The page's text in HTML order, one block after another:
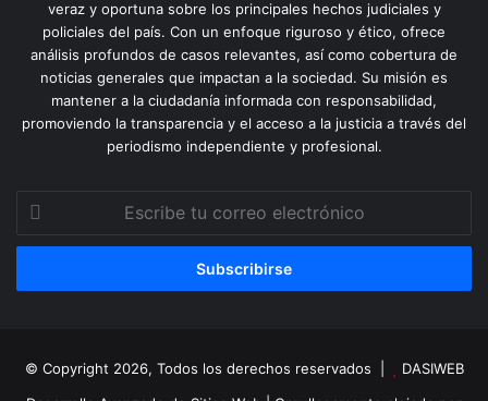
veraz y oportuna sobre los principales hechos judiciales y
policiales del país. Con un enfoque riguroso y ético, ofrece
análisis profundos de casos relevantes, así como cobertura de
noticias generales que impactan a la sociedad. Su misión es
mantener a la ciudadanía informada con responsabilidad,
promoviendo la transparencia y el acceso a la justicia a través del
periodismo independiente y profesional.
correo
© Copyright 2026, Todos los derechos reservados |
DASIWEB